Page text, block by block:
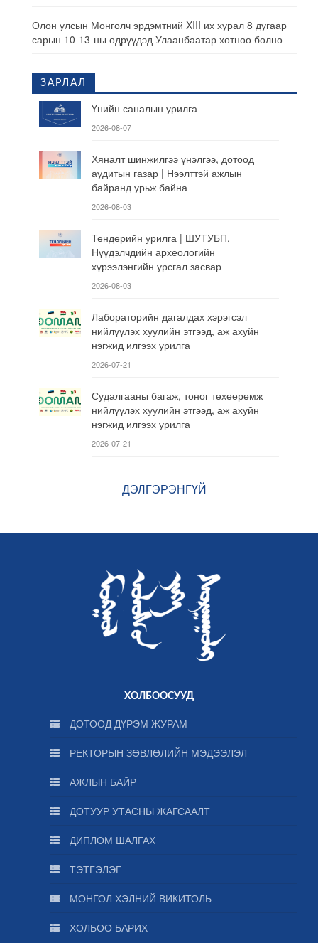
Олон улсын Монголч эрдэмтний XIII их хурал 8 дугаар
сарын 10-13-ны өдрүүдэд Улаанбаатар хотноо болно
ЗАРЛАЛ
Үнийн саналын урилга
2026-08-07
Хяналт шинжилгээ үнэлгээ, дотоод
аудитын газар | Нээлттэй ажлын
байранд урьж байна
2026-08-03
Тендерийн урилга | ШУТУБП,
Нүүдэлчдийн археологийн
хүрээлэнгийн урсгал засвар
2026-08-03
Лабораторийн дагалдах хэрэгсэл
нийлүүлэх хуулийн этгээд, аж ахуйн
нэгжид илгээх урилга
2026-07-21
Судалгааны багаж, тоног төхөөрөмж
нийлүүлэх хуулийн этгээд, аж ахуйн
нэгжид илгээх урилга
2026-07-21
ДЭЛГЭРЭНГҮЙ
ХОЛБООСУУД
ДОТООД ДҮРЭМ ЖУРАМ
РЕКТОРЫН ЗӨВЛӨЛИЙН МЭДЭЭЛЭЛ
АЖЛЫН БАЙР
ДОТУУР УТАСНЫ ЖАГСААЛТ
ДИПЛОМ ШАЛГАХ
ТЭТГЭЛЭГ
МОНГОЛ ХЭЛНИЙ ВИКИТОЛЬ
ХОЛБОО БАРИХ